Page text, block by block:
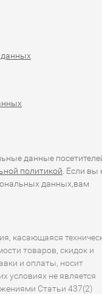
данных
данные
политикой . Если вы
данных,вам
касающаяся
товаров, скидок и
и оплаты, носит
условиях не является
Статьи 437(2)